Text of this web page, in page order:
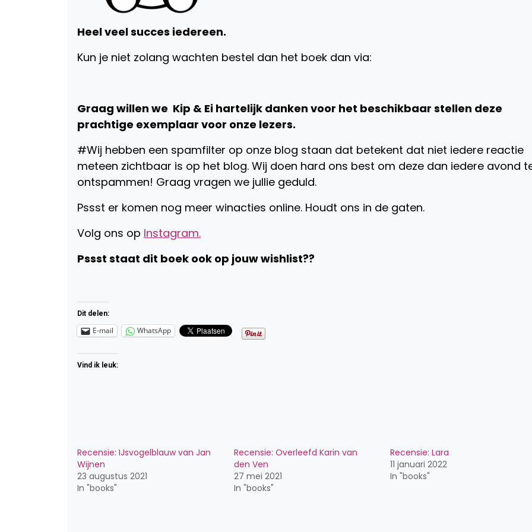
Heel veel succes iedereen.
Kun je niet zolang wachten bestel dan het boek dan via:
Graag willen we Kip & Ei hartelijk danken voor het beschikbaar stellen deze
prachtige exemplaar voor onze lezers.
#Wij hebben een spamfilter op onze blog staan dat betekent dat niet iedere reactie
meteen zichtbaar is op het blog. Wij doen hard ons best om deze dan iedere avond
ontspammen! Graag vragen we jullie geduld.
Pssst er komen nog meer winacties online. Houdt ons in de gaten.
Volg ons op Instagram.
Pssst staat dit boek ook op jouw wishlist??
Dit delen:
E-mail WhatsApp
Vind ik leuk:
Recensie: IJsvogelblauw van Jan
Wijnen
23 augustus 2021
In "books"
Recensie: Overleefd Karin van
den Ven
27 mei 2021
In "books"
Recensie: Lara
11 januari 2022
In "books"